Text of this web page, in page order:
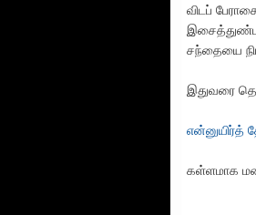
விடப்
சந்தையை
இதுவரை
என்னுயிர்த்
கள்ளமாக